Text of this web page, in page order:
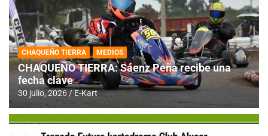
CHAQUEÑO TIERRA MEDIOS
CHAQUEÑO TIERRA: Sáenz Peña recibe una
fecha clave
30 julio, 2026 E-Kart